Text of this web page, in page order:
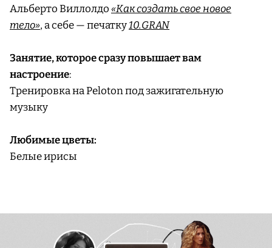
Альберто Виллолдо«Как создать свое новое
тело», а себе — печатку10.GRAN
Занятие, которое сразу повышает вам
настроение:
Тренировка на Peloton под зажигательную
музыку
Любимые цветы:
Белые ирисы